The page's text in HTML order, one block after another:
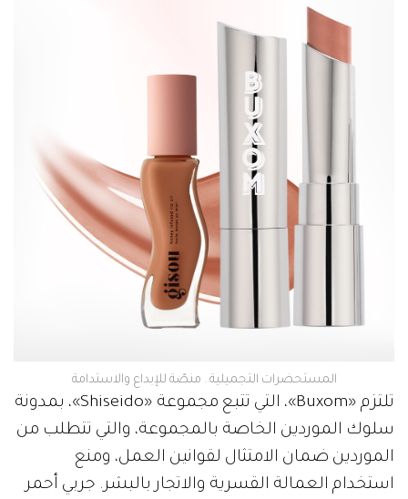
المستحضرات التجميلية.. منصّة للإبداع والاستدامة
تلتزم «Buxom»، التي تتبع مجموعة «Shiseido»، بمدونة
سلوك الموردين الخاصة بالمجموعة، والتي تتطلب من
الموردين ضمان الامتثال لقوانين العمل، ومنع
استخدام العمالة القسرية والاتجار بالبشر. جربي أحمر